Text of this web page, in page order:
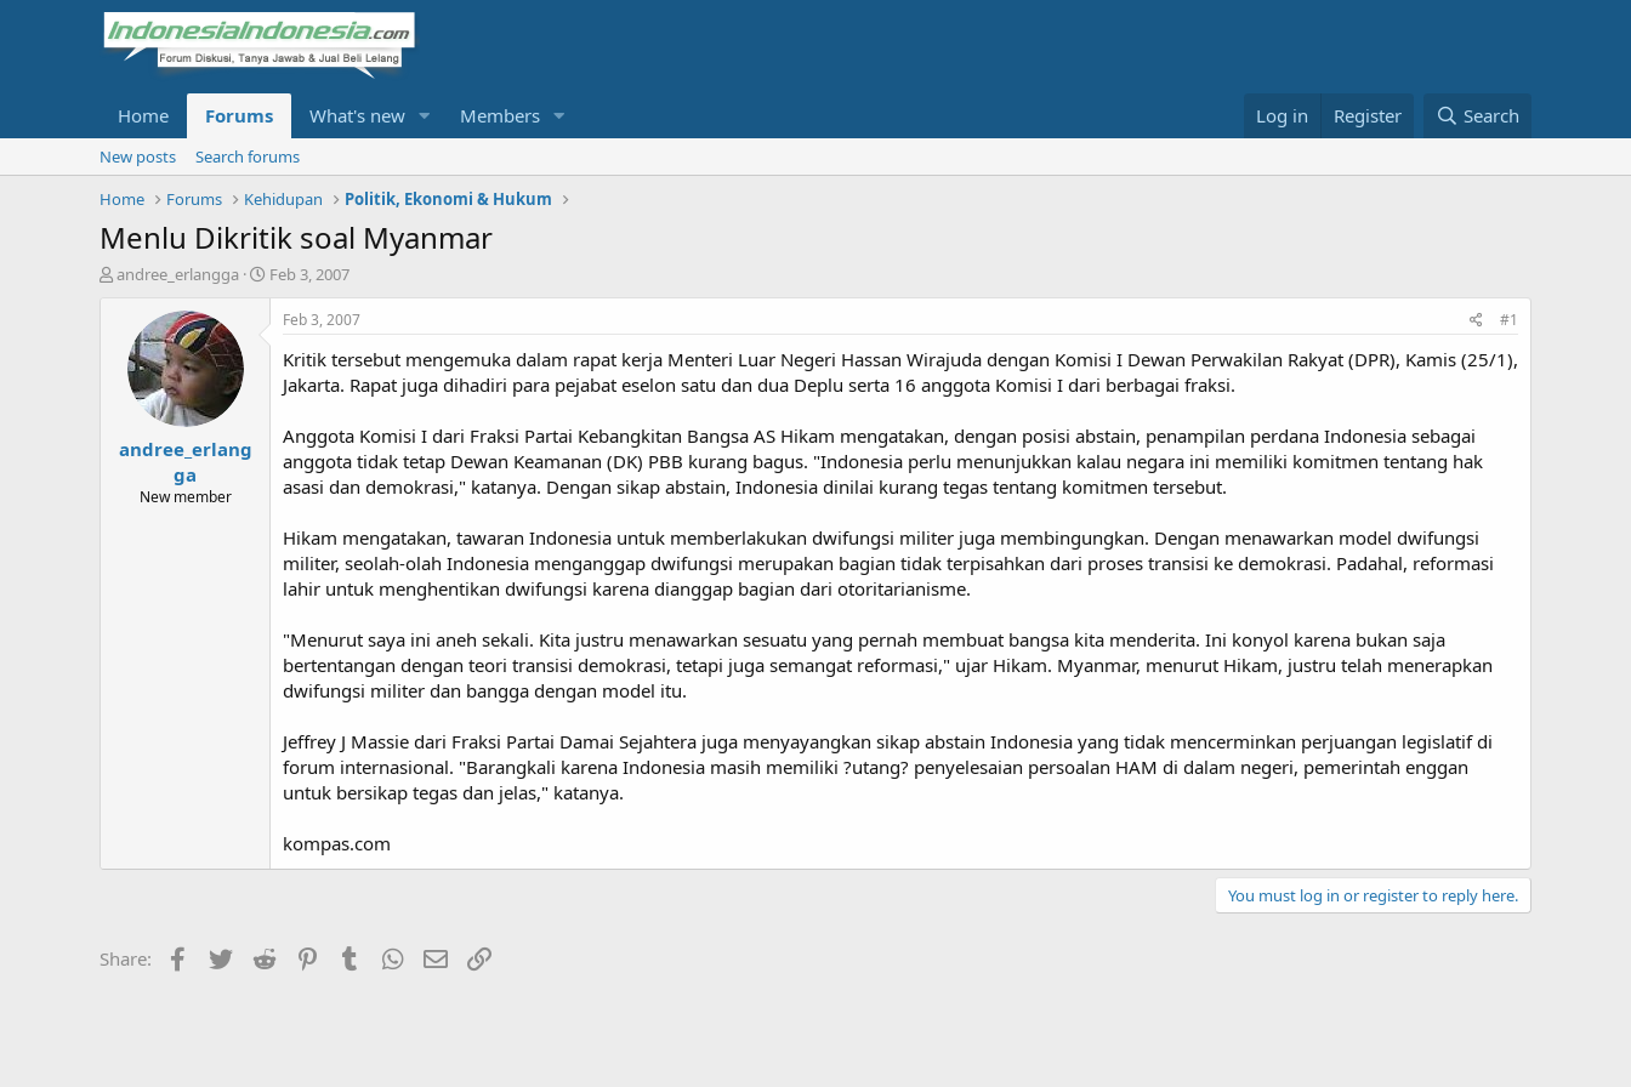
Home Forums What's new Members Log in Register Search
New posts
Search forums
Home
Forums Kehidupan Politik, Ekonomi & Hukum
Menlu Dikritik soal Myanmar
T
a
andree_erlangga
S
t
Feb 3, 2007
andree_erlang
ga
New member
Feb 3, 2007 #1
Kritik tersebut mengemuka dalam rapat kerja Menteri Luar Negeri Hassan Wirajuda dengan Komisi I Dewan Perwakilan Rakyat (DPR), Kamis (25/1),
Jakarta. Rapat juga dihadiri para pejabat eselon satu dan dua Deplu serta 16 anggota Komisi I dari berbagai fraksi.
Anggota Komisi I dari Fraksi Partai Kebangkitan Bangsa AS Hikam mengatakan, dengan posisi abstain, penampilan perdana Indonesia sebagai
anggota tidak tetap Dewan Keamanan (DK) PBB kurang bagus. "Indonesia perlu menunjukkan kalau negara ini memiliki komitmen tentang hak
asasi dan demokrasi," katanya. Dengan sikap abstain, Indonesia dinilai kurang tegas tentang komitmen tersebut.
Hikam mengatakan, tawaran Indonesia untuk memberlakukan dwifungsi militer juga membingungkan. Dengan menawarkan model dwifungsi
militer, seolah-olah Indonesia menganggap dwifungsi merupakan bagian tidak terpisahkan dari proses transisi ke demokrasi. Padahal, reformasi
lahir untuk menghentikan dwifungsi karena dianggap bagian dari otoritarianisme.
"Menurut saya ini aneh sekali. Kita justru menawarkan sesuatu yang pernah membuat bangsa kita menderita. Ini konyol karena bukan saja
bertentangan dengan teori transisi demokrasi, tetapi juga semangat reformasi," ujar Hikam. Myanmar, menurut Hikam, justru telah menerapkan
dwifungsi militer dan bangga dengan model itu.
Jeffrey J Massie dari Fraksi Partai Damai Sejahtera juga menyayangkan sikap abstain Indonesia yang tidak mencerminkan perjuangan legislatif di
forum internasional. "Barangkali karena Indonesia masih memiliki ?utang? penyelesaian persoalan HAM di dalam negeri, pemerintah enggan
untuk bersikap tegas dan jelas," katanya.
kompas.com
You must log in or register to reply here.
Share: Facebook
Twitter Reddit PinterestTumblrWhatsApp
Email